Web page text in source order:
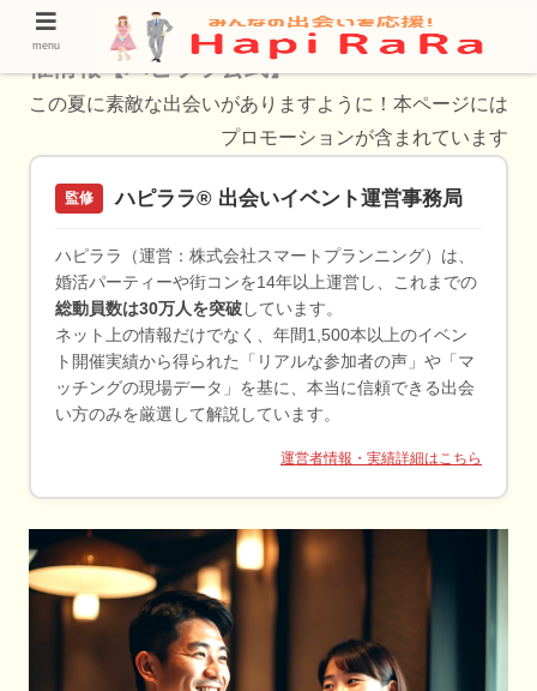
長岡京市で人気のあるお見合いパーティー開
催情報【ハピララ公式】
この夏に素敵な出会いがありますように！本ページには
プロモーションが含まれています
監修 ハピララ® 出会いイベント運営事務局
ハピララ（運営：株式会社スマートプランニング）は、
婚活パーティーや街コンを14年以上運営し、これまでの
総動員数は30万人を突破 しています。
ネット上の情報だけでなく、年間1,500本以上のイベン
ト開催実績から得られた「リアルな参加者の声」や「マ
ッチングの現場データ」を基に、本当に信頼できる出会
い方のみを厳選して解説しています。
運営者情報・実績詳細はこちら
menu